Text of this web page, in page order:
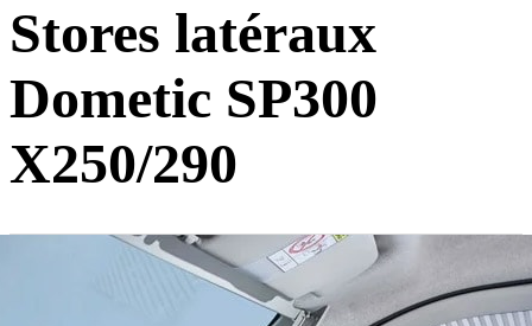
Stores latéraux
Dometic SP300
X250/290